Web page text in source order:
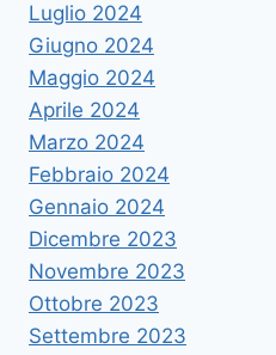
Luglio 2024
Giugno 2024
Maggio 2024
Aprile 2024
Marzo 2024
Febbraio 2024
Gennaio 2024
Dicembre 2023
Novembre 2023
Ottobre 2023
Settembre 2023